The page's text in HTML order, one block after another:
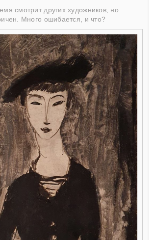
смотрит других художников, но
Много ошибается, и что?